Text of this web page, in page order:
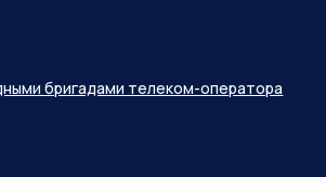
бригадами телеком-оператора